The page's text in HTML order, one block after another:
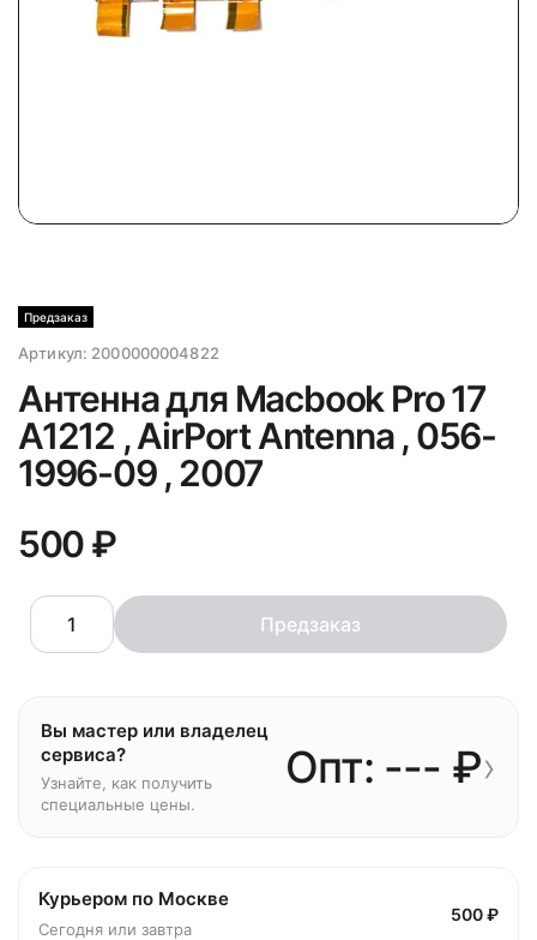
Предзаказ
Артикул: 2000000004822
Антенна для Macbook Pro 17
A1212 , AirPort Antenna , 056-
1996-09 , 2007
500 ₽
Предзаказ
Вы мастер или владелец
сервиса?
Узнайте, как получить
специальные цены.
Опт: --- ₽›
Курьером по Москве
Сегодня или завтра
500 ₽